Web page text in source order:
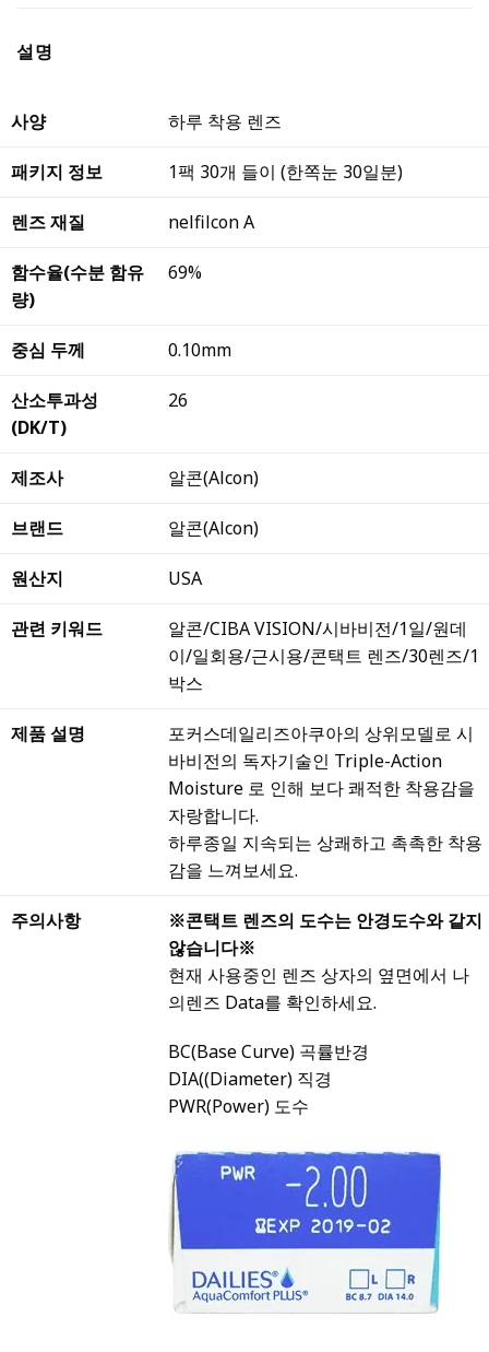
설명
사양 하루 착용 렌즈
패키지 정보 1팩 30개 들이 (한쪽눈 30일분)
렌즈 재질 nelfilcon A
함수율(수분 함유
량)
69%
중심 두께 0.10mm
산소투과성
(DK/T)
26
제조사 알콘(Alcon)
브랜드 알콘(Alcon)
원산지 USA
관련 키워드
알콘/CIBA VISION/시바비전/1일/원데
이/일회용/근시용/콘택트 렌즈/30렌즈/1
박스
제품 설명
포커스데일리즈아쿠아의 상위모델로 시
바비전의 독자기술인 Triple-Action
Moisture 로 인해 보다 쾌적한 착용감을
자랑합니다.
하루종일 지속되는 상쾌하고 촉촉한 착용
감을 느껴보세요.
주의사항
※콘택트 렌즈의 도수는 안경도수와 같지
않습니다※
현재 사용중인 렌즈 상자의 옆면에서 나
의렌즈 Data를 확인하세요.
BC(Base Curve) 곡률반경
DIA((Diameter) 직경
PWR(Power) 도수